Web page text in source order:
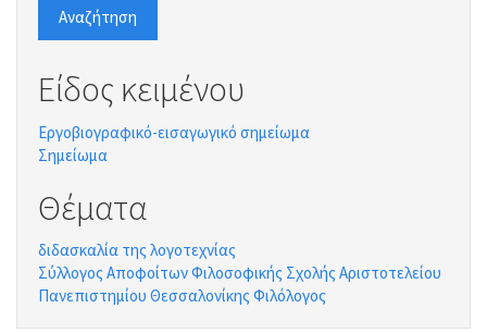
Αναζήτηση
Είδος κειμένου
Εργοβιογραφικό-εισαγωγικό σημείωμα
Σημείωμα
Θέματα
διδασκαλία της λογοτεχνίας
Σύλλογος Αποφοίτων Φιλοσοφικής Σχολής Αριστοτελείου
Πανεπιστημίου Θεσσαλονίκης Φιλόλογος